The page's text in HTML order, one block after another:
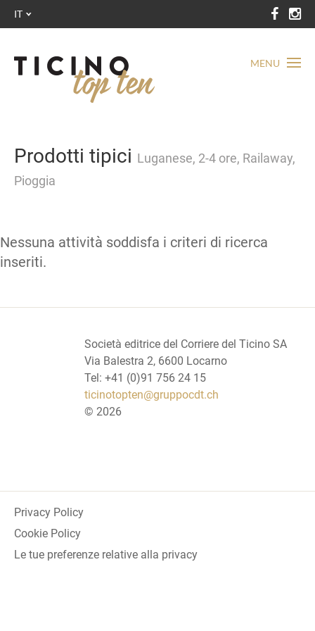
MENU
IT
Prodotti tipici Luganese, 2-4 ore, Railaway,
Pioggia
Nessuna attività soddisfa i criteri di ricerca
inseriti.
Società editrice del Corriere del Ticino SA
Via Balestra 2, 6600 Locarno
Tel: +41 (0)91 756 24 15
ticinotopten@gruppocdt.ch
© 2026
Privacy Policy
Cookie Policy
Le tue preferenze relative alla privacy